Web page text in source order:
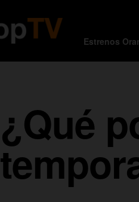
Estrenos
¿Qué